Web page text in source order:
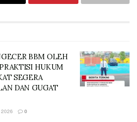
BBM OLEH
HUKUM
SEGERA
DAN GUGAT
0